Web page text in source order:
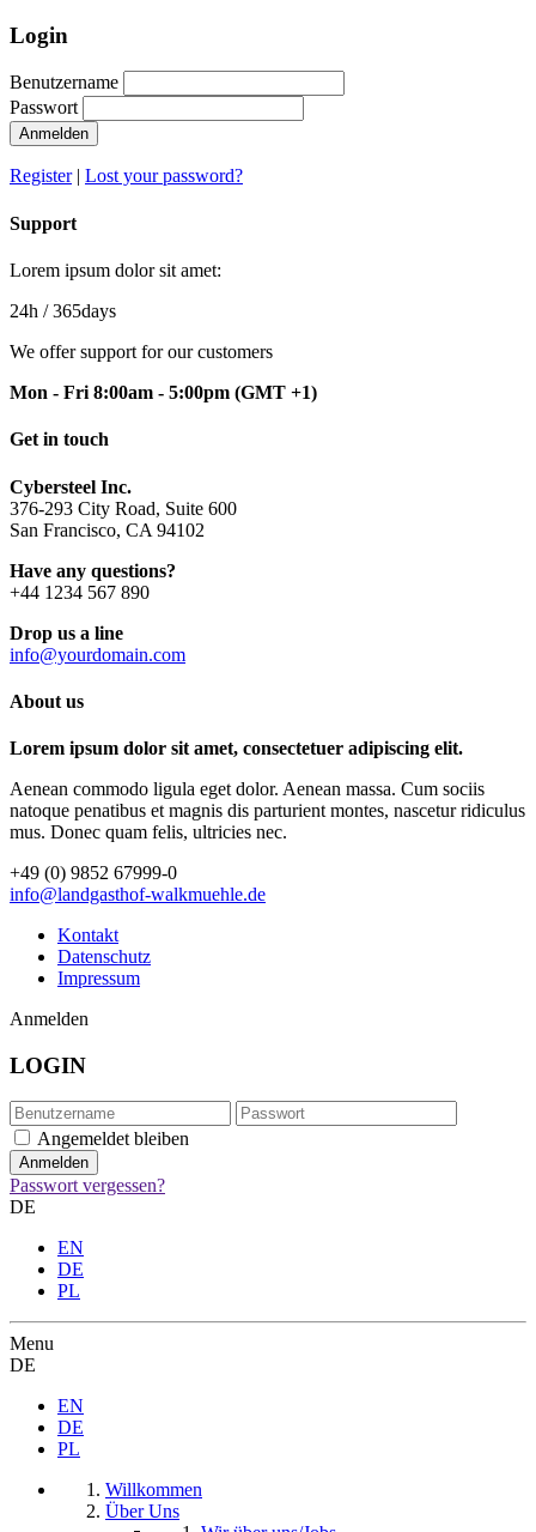
Login
Benutzername
Passwort
Anmelden
Register| Lost your password?
Support
Lorem ipsum dolor sit amet:
24h / 365days
We offer support for our customers
Mon - Fri 8:00am - 5:00pm (GMT +1)
Get in touch
Cybersteel Inc.
376-293 City Road, Suite 600
San Francisco, CA 94102
Have any questions?
+44 1234 567 890
Drop us a line
info@yourdomain.com
About us
Lorem ipsum dolor sit amet, consectetuer adipiscing elit.
Aenean commodo ligula eget dolor. Aenean massa. Cum sociis
natoque penatibus et magnis dis parturient montes, nascetur ridiculus
mus. Donec quam felis, ultricies nec.
+49 (0) 9852 67999-0
info@landgasthof-walkmuehle.de
Kontakt
Datenschutz
Impressum
Anmelden
LOGIN
Angemeldet bleiben
Passwort vergessen?
DE
EN
DE
PL
Menu
DE
EN
DE
PL
Willkommen
Über Uns